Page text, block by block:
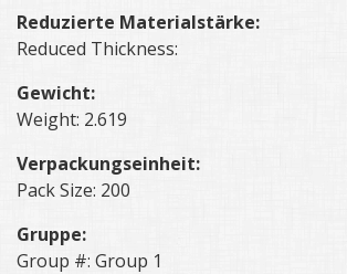
Reduzierte Materialstärke:
Reduced Thickness:
Gewicht:
Weight: 2.619
Verpackungseinheit:
Pack Size: 200
Gruppe:
Group #: Group 1